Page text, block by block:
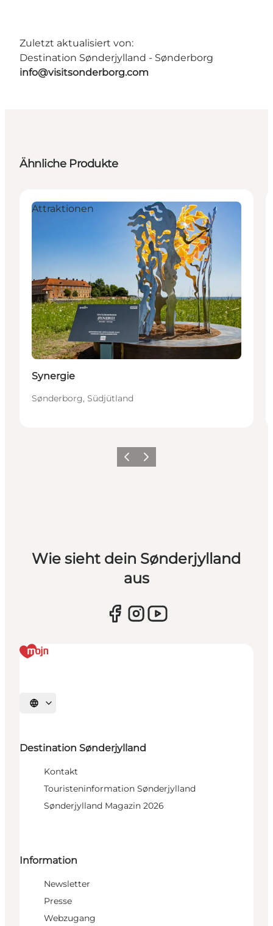
Zuletzt aktualisiert von:
Destination Sønderjylland - Sønderborg
info@visitsonderborg.com
Ähnliche Produkte
Attraktionen
Synergie
Sønderborg, Südjütland
ZurückWeiter
Wie sieht dein Sønderjylland
aus
Sprache auswählen
Destination Sønderjylland
Kontakt
Touristeninformation Sønderjylland
Sønderjylland Magazin 2026
Information
Newsletter
Presse
Webzugang